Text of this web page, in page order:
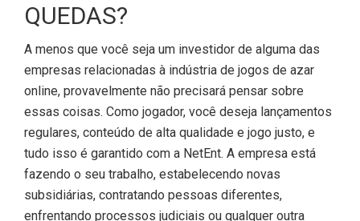
QUEDAS?
A menos que você seja um investidor de alguma das
empresas relacionadas à indústria de jogos de azar
online, provavelmente não precisará pensar sobre
essas coisas. Como jogador, você deseja lançamentos
regulares, conteúdo de alta qualidade e jogo justo, e
tudo isso é garantido com a NetEnt. A empresa está
fazendo o seu trabalho, estabelecendo novas
subsidiárias, contratando pessoas diferentes,
enfrentando processos judiciais ou qualquer outra